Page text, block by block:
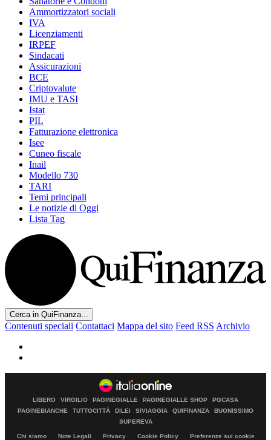
Ammortizzatori sociali
IVA
Licenziamenti
IRPEF
Sindacati
Assicurazioni
BCE
Criptovalute
IMU e TASI
Istat
PIL
Fatturazione elettronica
Isee
Cuneo fiscale
Inail
Modello 730
TARI
Temi principali
Le notizie di Oggi
Lista Tag
Cerca in QuiFinanza...
Contenuti speciali Contattaci Mappa del sito Feed RSS Archivio
LIBERO VIRGILIO PAGINEGIALLE PAGINEGIALLE SHOP
PGCASA
PAGINEBIANCHE
TUTTOCITTÀ DILEI SIVIAGGIA QUIFINANZA
BUONISSIMO
SUPEREVA
Chi siamo Note Legali Privacy Cookie Policy
Preferenze sui cookie